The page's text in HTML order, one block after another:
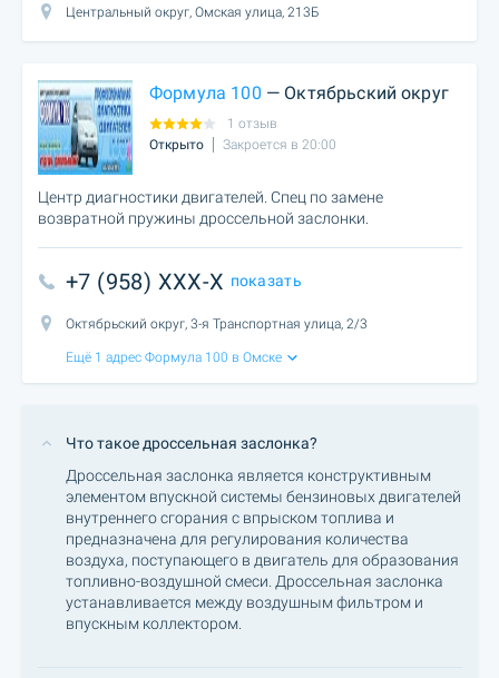
Центральный округ, Омская улица, 213Б
Формула 100 — Октябрьский округ
1 отзыв
Открыто
Закроется в 20:00
Центр диагностики двигателей. Спец по замене
возвратной пружины дроссельной заслонки.
+7 (958) XXX-X показать
Октябрьский округ, 3-я Транспортная улица, 2/3
Ещё 1 адрес Формула 100 в Омске
Что такое дроссельная заслонка?
Дроссельная заслонка является конструктивным
элементом впускной системы бензиновых двигателей
внутреннего сгорания с впрыском топлива и
предназначена для регулирования количества
воздуха, поступающего в двигатель для образования
топливно-воздушной смеси. Дроссельная заслонка
устанавливается между воздушным фильтром и
впускным коллектором.